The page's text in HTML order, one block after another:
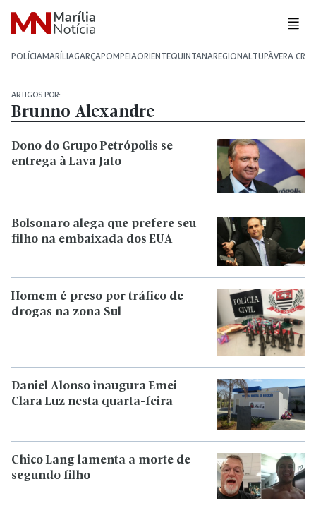
POLÍCIAMARÍLIAGARÇAPOMPEIAORIENTEQUINTANAREGIONALTUPÃVERA CRUZ
ARTIGOS POR:
Brunno Alexandre
Dono do Grupo Petrópolis se
entrega à Lava Jato
Bolsonaro alega que prefere seu
filho na embaixada dos EUA
Homem é preso por tráfico de
drogas na zona Sul
Daniel Alonso inaugura Emei
Clara Luz nesta quarta-feira
Chico Lang lamenta a morte de
segundo filho